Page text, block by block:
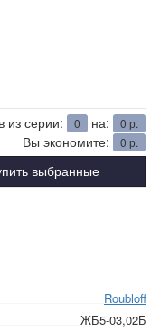
из серии: 0 на: 0 р.
Вы экономите: 0 р.
выбранные
Roubloff
ЖБ5-03,02Б